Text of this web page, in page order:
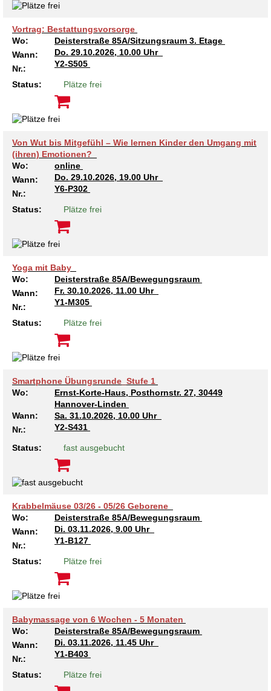
Vortrag: Bestattungsvorsorge
Wo:
Deisterstraße 85A/Sitzungsraum 3. Etage
Wann:
Do. 29.10.2026, 10.00 Uhr
Nr.:
Y2-S505
Status: Plätze frei
Von Wut bis Mitgefühl – Wie lernen Kinder den Umgang mit
(ihren) Emotionen?
Wo:
online
Wann:
Do. 29.10.2026, 19.00 Uhr
Nr.:
Y6-P302
Status: Plätze frei
Yoga mit Baby
Wo:
Deisterstraße 85A/Bewegungsraum
Wann:
Fr. 30.10.2026, 11.00 Uhr
Nr.:
Y1-M305
Status: Plätze frei
Smartphone Übungsrunde_Stufe 1
Wo:
Ernst-Korte-Haus, Posthornstr. 27, 30449
Hannover-Linden
Wann:
Sa. 31.10.2026, 10.00 Uhr
Nr.:
Y2-S431
Status: fast ausgebucht
Krabbelmäuse 03/26 - 05/26 Geborene
Wo:
Deisterstraße 85A/Bewegungsraum
Wann:
Di. 03.11.2026, 9.00 Uhr
Nr.:
Y1-B127
Status: Plätze frei
Babymassage von 6 Wochen - 5 Monaten
Wo:
Deisterstraße 85A/Bewegungsraum
Wann:
Di. 03.11.2026, 11.45 Uhr
Nr.:
Y1-B403
Status: Plätze frei